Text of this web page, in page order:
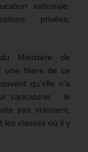
nationale,
privées,
Ministère de
une filière de ce
qu’elle n’a
caricaturer : le
pas vraiment,
les classes où il y